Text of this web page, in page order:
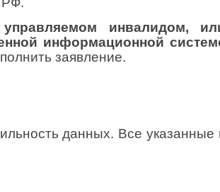
инвалидом,
информационной
заявление.
данных. Все указанные